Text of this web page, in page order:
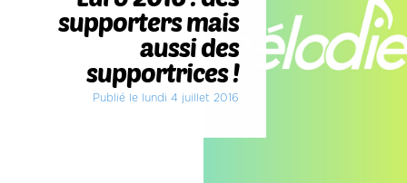
supporters mais
aussi des
supportrices !
Publié le lundi 4 juillet 2016